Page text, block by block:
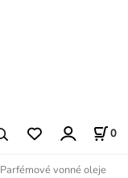
0
Parfémové vonné oleje